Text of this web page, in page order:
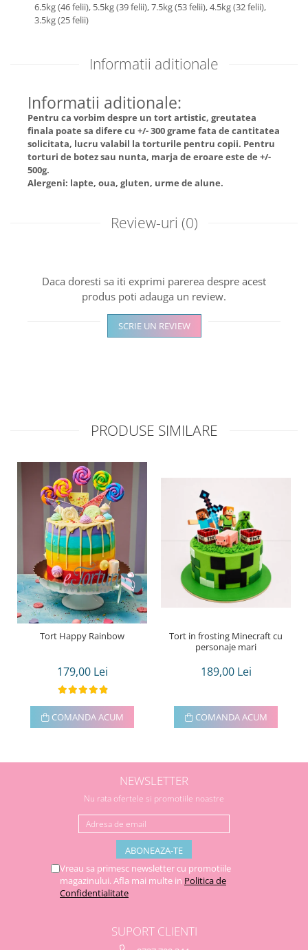
6.5kg (46 felii), 5.5kg (39 felii),7.5kg (53 felii),4.5kg (32 felii),
3.5kg (25 felii)
Informatii aditionale
Informatii aditionale:
Pentru ca vorbim despre un tort artistic, greutatea
finala poate sa difere cu +/- 300 grame fata de cantitatea
solicitata, lucru valabil la torturile pentru copii. Pentru
torturi de botez sau nunta, marja de eroare este de +/-
500g.
Alergeni: lapte, oua, gluten, urme de alune.
Review-uri (0)
Daca doresti sa iti exprimi parerea despre acest
produs poti adauga un review.
SCRIE UN REVIEW
PRODUSE SIMILARE
Tort Happy Rainbow
179,00 Lei
COMANDA ACUM
Tort in frosting Minecraft cu
personaje mari
189,00 Lei
COMANDA ACUM
NEWSLETTER
Nu rata ofertele si promotiile noastre
Vreau sa primesc newsletter cu promotiile
magazinului. Afla mai multe in Politica de
Confidentialitate
SUPORT CLIENTI